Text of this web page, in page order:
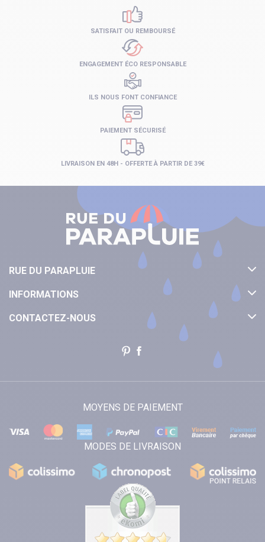
LIVRAISON EN 48H - OFFERTE À PARTIR DE 39€
PAIEMENT SÉCURISÉ
SATISFAIT OU REMBOURSÉ
ENGAGEMENT ÉCO RESPONSABLE
ILS NOUS FONT CONFIANCE
RUE DU PARAPLUIE
INFORMATIONS
CONTACTEZ-NOUS
MOYENS DE PAIEMENT
MODES DE LIVRAISON